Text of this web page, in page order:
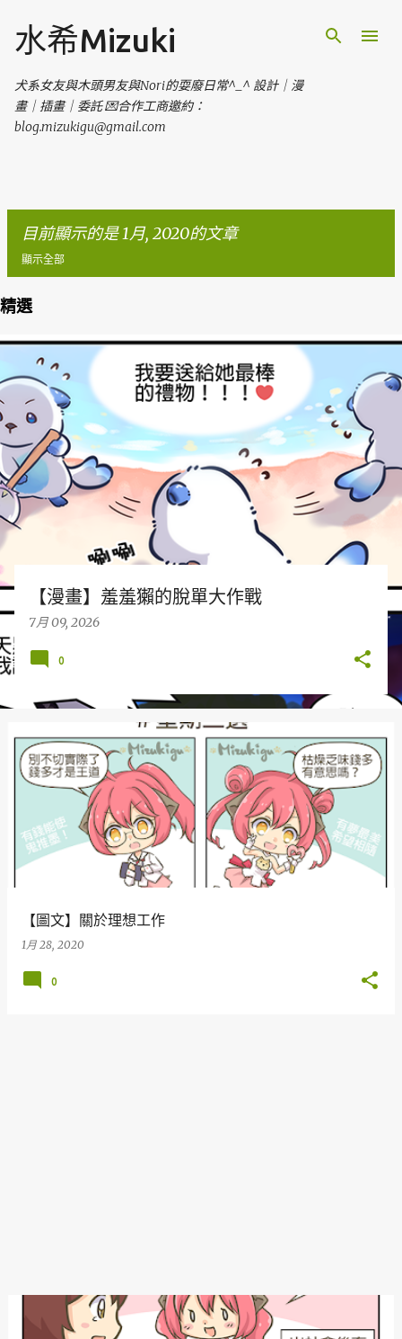
水希Mizuki
犬系女友與木頭男友與Nori的耍廢日常^_^ 設計｜漫
畫｜插畫｜委託 💌合作工商邀約：
blog.mizukigu@gmail.com
目前顯示的是 1月, 2020的文章
顯示全部
文
章
精選
【漫畫】羞羞獺的脫單大作戰
7月 09, 2026
0
【圖文】關於理想工作
1月 28, 2020
0